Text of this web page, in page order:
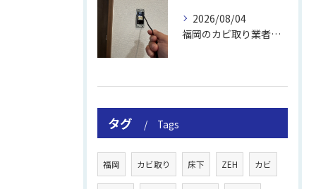
2026/08/04
福岡のカビ取り業者おすすめの選び方と費用
タグ Tags
福岡 カビ取り 床下 ZEH カビ